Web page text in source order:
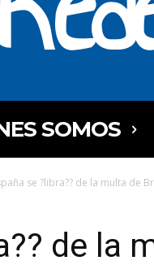
SOMOS
se ?libra?? de la multa de
de la